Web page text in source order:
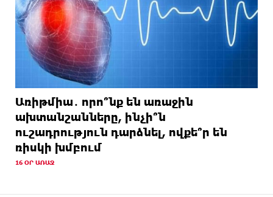
Առիթմիա․ որո՞նք են առաջին
ախտանշանները, ինչի՞ն
ուշադրություն դարձնել, ովքե՞ր են
ռիսկի խմբում
16 ՕՐ ԱՌԱՋ